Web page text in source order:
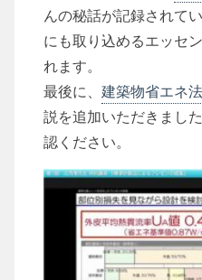
んの秘話が記録されて
にも取り込めるエッセ
れます。
最後に、 建築物省エネ
説を追加いただきまし
認ください。